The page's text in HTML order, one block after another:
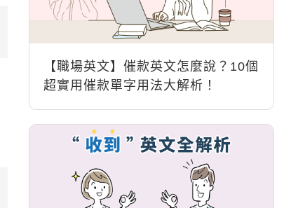
【職場英文】催款英文怎麼說？10個
超實用催款單字用法大解析！